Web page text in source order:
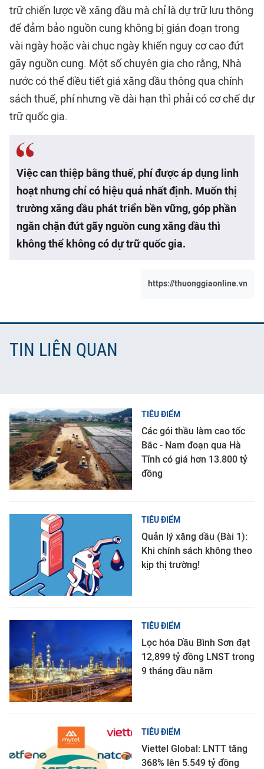
trữ chiến lược về xăng dầu mà chỉ là dự trữ lưu thông
để đảm bảo nguồn cung không bị gián đoạn trong
vài ngày hoặc vài chục ngày khiến nguy cơ cao đứt
gãy nguồn cung. Một số chuyên gia cho rằng, Nhà
nước có thể điều tiết giá xăng dầu thông qua chính
sách thuế, phí nhưng về dài hạn thì phải có cơ chế dự
trữ quốc gia.
Việc can thiệp bằng thuế, phí được áp dụng linh
hoạt nhưng chỉ có hiệu quả nhất định. Muốn thị
trường xăng dầu phát triển bền vững, góp phần
ngăn chặn đứt gãy nguồn cung xăng dầu thì
không thể không có dự trữ quốc gia.
https://thuonggiaonline.vn
TIN LIÊN QUAN
TIÊU ĐIỂM
Các gói thầu làm cao tốc
Bắc - Nam đoạn qua Hà
Tĩnh có giá hơn 13.800 tỷ
đồng
TIÊU ĐIỂM
Quản lý xăng dầu (Bài 1):
Khi chính sách không theo
kịp thị trường!
TIÊU ĐIỂM
Lọc hóa Dầu Bình Sơn đạt
12,899 tỷ đồng LNST trong
9 tháng đầu năm
TIÊU ĐIỂM
Viettel Global: LNTT tăng
368% lên 5.549 tỷ đồng